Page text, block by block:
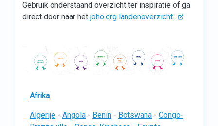
Gebruik onderstaand overzicht ter inspiratie of ga
direct door naar het joho.org landenoverzicht
Afrika
Algerije - Angola - Benin - Botswana - Congo-